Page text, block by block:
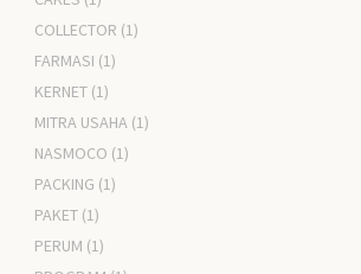
COLLECTOR (1)
FARMASI (1)
KERNET (1)
MITRA USAHA (1)
NASMOCO (1)
PACKING (1)
PAKET (1)
PERUM (1)